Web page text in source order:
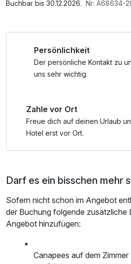
Übernachtungen, zweimal üppiges
Büffet und dazu noch die
der Main-Metropole alle
Saunabereich kostenfrei nutzen
präsentiert Ihnen die exklusive
Hotel Frankfurt ein Drei-Gänge-
- Kombiticket gültig im Stadtgebiet
einschließlich Flughafen (Zone 50
- freie Fahrt mit dem öffentlichen
- bis zu 50% Ermäßigung in
Saunabenutzung, Saunatuch,
Buchbar bis 30.12.2026. Nr: A68634-
Persönlichkeit
Der persönliche Kontakt zu
uns sehr wichtig.
Zahle vor Ort
Freue dich auf deinen Urlaub
Hotel erst vor Ort.
Darf es ein bisschen mehr
Sofern nicht schon im Angebot
der Buchung folgende zusätzliche
Angebot hinzufügen:
Canapees auf dem Zimmer